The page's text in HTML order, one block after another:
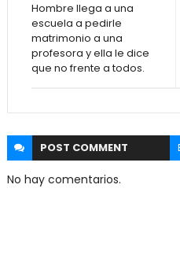
Hombre llega a una
escuela a pedirle
matrimonio a una
profesora y ella le dice
que no frente a todos.
POST COMMENT
No hay comentarios.